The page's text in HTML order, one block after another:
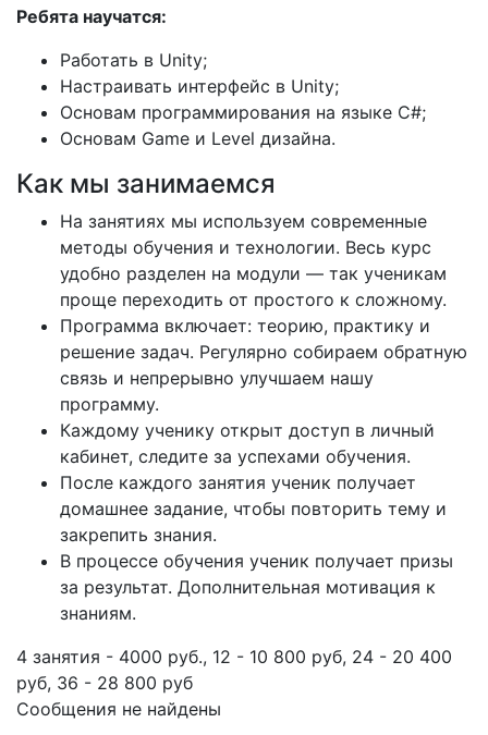
Ребята научатся:
Работать в Unity;
Настраивать интерфейс в Unity;
Основам программирования на языке C#;
Основам Game и Level дизайна.
Как мы занимаемся
На занятиях мы используем современные
методы обучения и технологии. Весь курс
удобно разделен на модули — так ученикам
проще переходить от простого к сложному.
Программа включает: теорию, практику и
решение задач. Регулярно собираем обратную
связь и непрерывно улучшаем нашу
программу.
Каждому ученику открыт доступ в личный
кабинет, следите за успехами обучения.
После каждого занятия ученик получает
домашнее задание, чтобы повторить тему и
закрепить знания.
В процессе обучения ученик получает призы
за результат. Дополнительная мотивация к
знаниям.
4 занятия - 4000 руб., 12 - 10 800 руб, 24 - 20 400
руб, 36 - 28 800 руб
Сообщения не найдены